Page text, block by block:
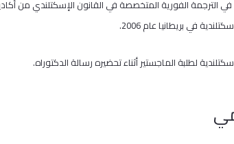
جامعة سولفرد، بريطانيا عام 1985، ودبلوم عالي في الترجمة الفورية المتخصصة في القانون
لطلبة الماجستير أثناء تحضيره رسالة الدكتوراه.